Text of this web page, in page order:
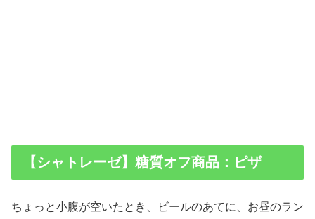
【シャトレーゼ】糖質オフ商品：ピザ
ちょっと小腹が空いたとき、ビールのあてに、お昼のラン